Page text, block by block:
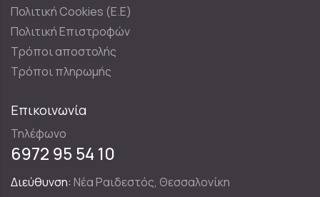
Πολιτική Cookies (E.E)
Πολιτική Επιστροφών
Τρόποι αποστολής
Τρόποι πληρωμής
Επικοινωνία
Τηλέφωνο
6972 95 54 10
Διεύθυνση: Νέα Ραιδεστός, Θεσσαλονίκη